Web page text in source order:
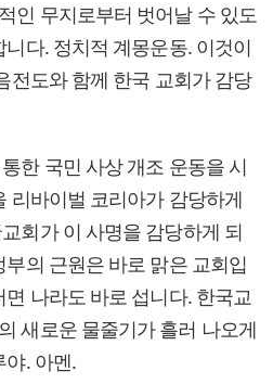
인 무지로부터 벗어날 수 있도
다. 정치적 계몽운동. 이것이
전도와 함께 한국 교회가 감당
한 국민 사상 개조 운동을 시
리바이벌 코리아가 감당하게
회가 이 사명을 감당하게 되
의 근원은 바로 맑은 교회입
나라도 바로 섭니다. 한국교
새로운 물줄기가 흘러 나오게
야. 아멘.